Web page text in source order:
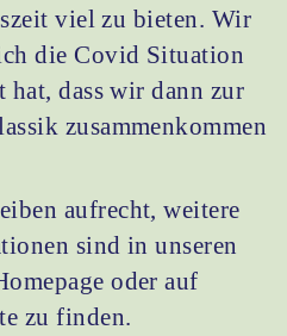
viel zu bieten. Wir
die Covid Situation
hat, dass wir dann zur
zusammenkommen
aufrecht, weitere
sind in unseren
oder auf
zu finden.